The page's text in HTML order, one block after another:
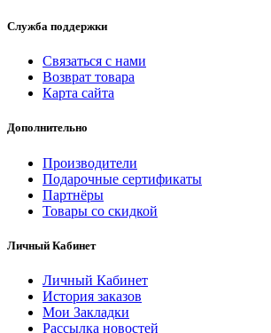
Служба поддержки
Связаться с нами
Возврат товара
Карта сайта
Дополнительно
Производители
Подарочные сертификаты
Партнёры
Товары со скидкой
Личный Кабинет
Личный Кабинет
История заказов
Мои Закладки
Рассылка новостей